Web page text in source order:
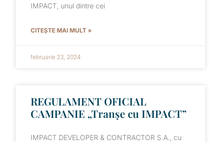
IMPACT, unul dintre cei
CITEȘTE MAI MULT »
februarie 23, 2024
REGULAMENT OFICIAL
CAMPANIE „Tranșe cu IMPACT”
IMPACT DEVELOPER & CONTRACTOR S.A., cu